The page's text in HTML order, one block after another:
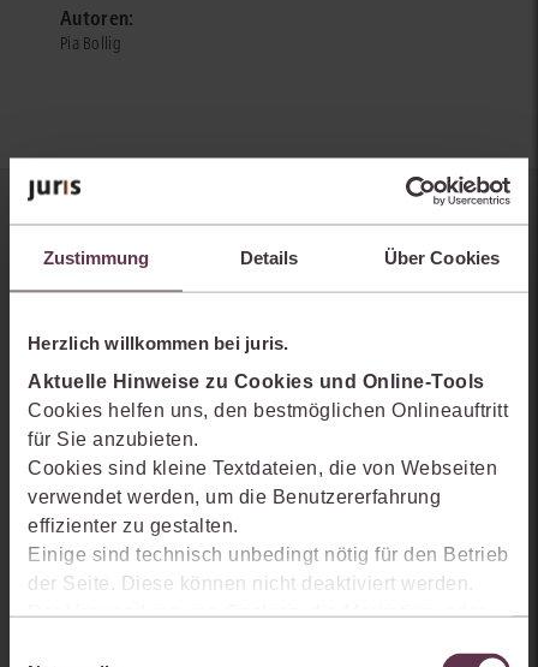
Zustimmung Details Über Cookies
Herzlich willkommen bei juris.
Aktuelle Hinweise zu Cookies und Online-Tools
Cookies helfen uns, den bestmöglichen Onlineauftritt
für Sie anzubieten.
Cookies sind kleine Textdateien, die von Webseiten
verwendet werden, um die Benutzererfahrung
effizienter zu gestalten.
Einige sind technisch unbedingt nötig für den Betrieb
der Seite. Diese können nicht deaktiviert werden.
Der Verwendung von Cookies, die Marketing- oder
Autoren:
Pia Bollig
Sie kennen juris noch nicht?
Möglichkeiten Ihnen das juris Portal bietet und wie mit juris Ihre